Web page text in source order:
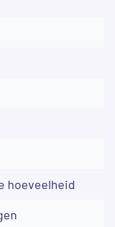
hoeveelheid